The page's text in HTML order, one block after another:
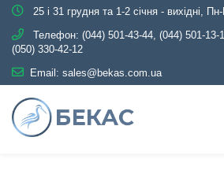
25 і 31 грудня та 1-2 січня - вихідні,
Телефон: (044) 501-43-44, (044) 501-13-
(050) 330-42-12
Email: sales@bekas.com.ua